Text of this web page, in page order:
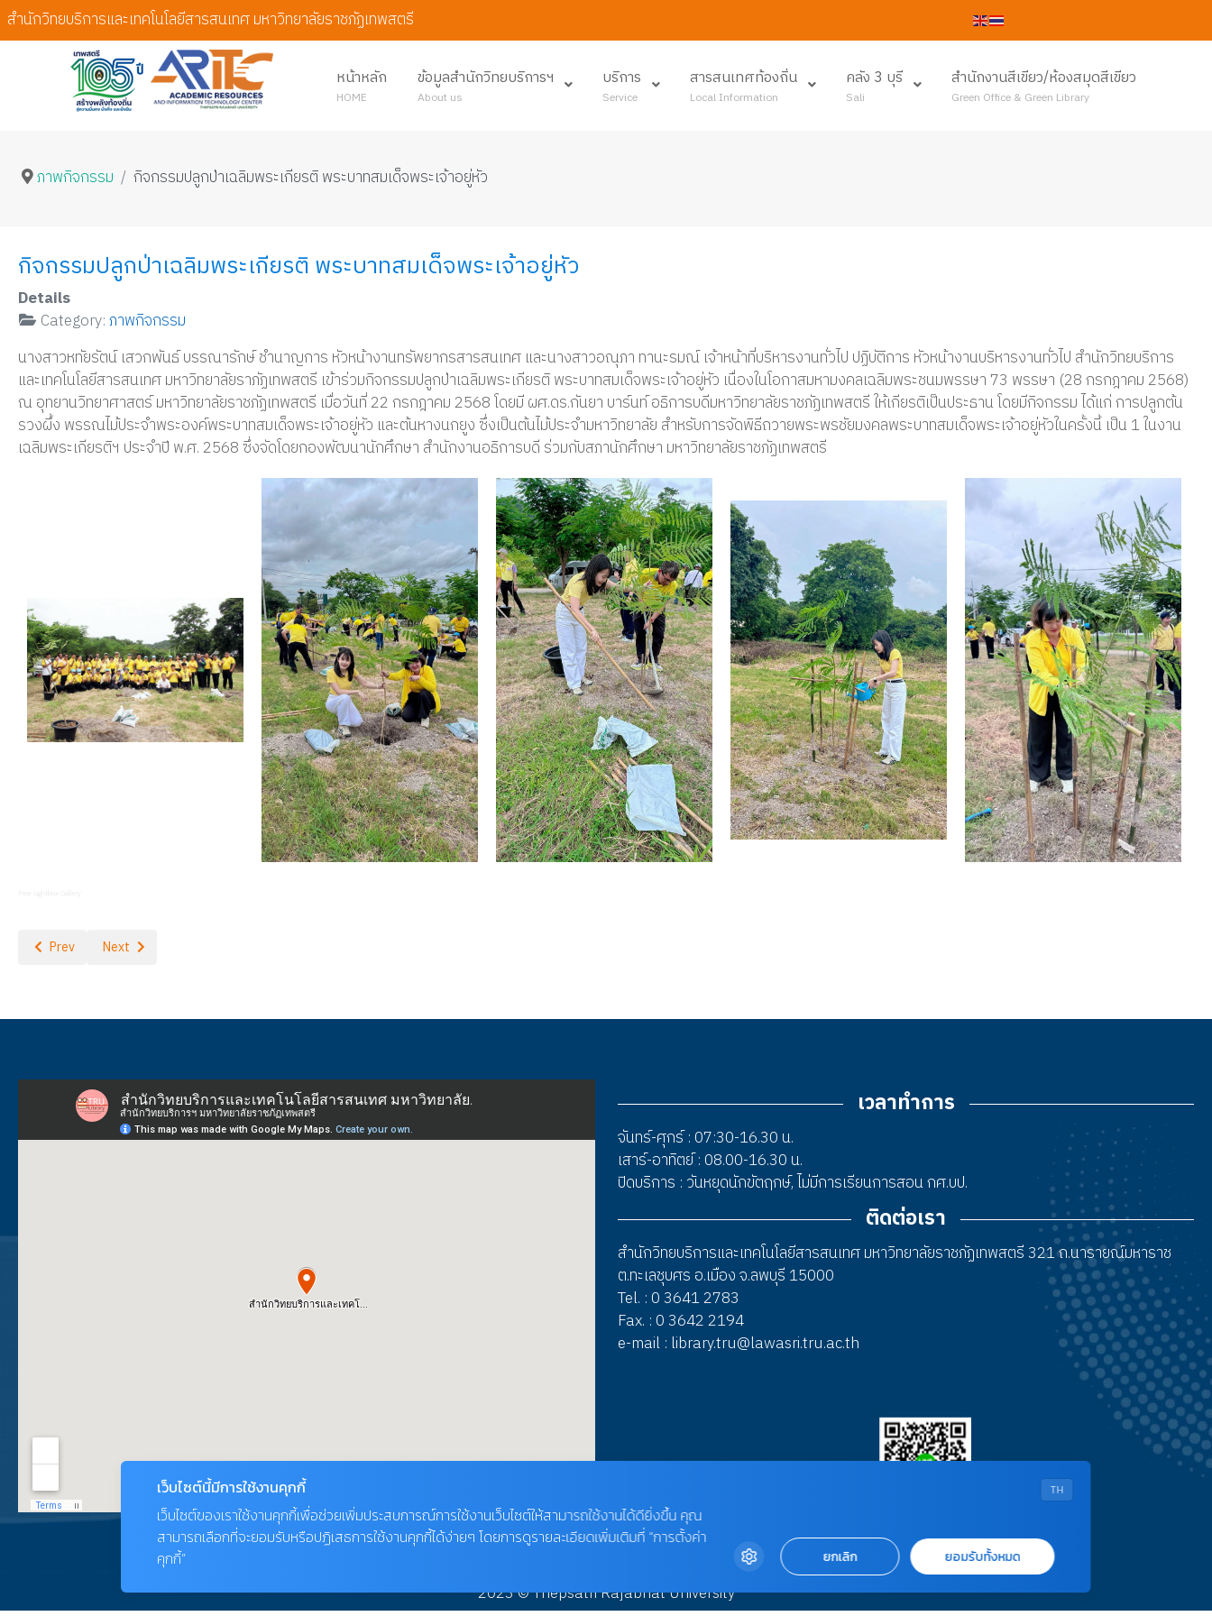
สำนักวิทยบริการและเทคโนโลยีสารสนเทศ มหาวิทยาลัยราชภัฏเทพสตรี
หน้าหลัก
HOME
ข้อมูลสำนักวิทยบริการฯ
About us
บริการ
Service
สารสนเทศท้องถิ่น
Local Information
คลัง 3 บุรี
Sali
สำนักงานสีเขียว/ห้องสมุดสีเขียว
Green Office & Green Library
ภาพกิจกรรม กิจกรรมปลูกป่าเฉลิมพระเกียรติ พระบาทสมเด็จพระเจ้าอยู่หัว
กิจกรรมปลูกป่าเฉลิมพระเกียรติ พระบาทสมเด็จพระเจ้าอยู่หัว
Details
Category:ภาพกิจกรรม
นางสาวหทัยรัตน์ เสวกพันธ์ บรรณารักษ์ ชำนาญการ หัวหน้างานทรัพยากรสารสนเทศ และนางสาวอณุภา ทานะรมณ์ เจ้าหน้าที่บริหารงานทั่วไป ปฏิบัติการ หัวหน้างานบริหารงานทั่วไป สำนักวิทยบริการ
และเทคโนโลยีสารสนเทศ มหาวิทยาลัยราภัฏเทพสตรี เข้าร่วมกิจกรรมปลูกป่าเฉลิมพระเกียรติ พระบาทสมเด็จพระเจ้าอยู่หัว เนื่องในโอกาสมหามงคลเฉลิมพระชนมพรรษา 73 พรรษา (28 กรกฎาคม 2568)
ณ อุทยานวิทยาศาสตร์ มหาวิทยาลัยราชภัฏเทพสตรี เมื่อวันที่ 22 กรกฎาคม 2568 โดยมี ผศ.ดร.กันยา บาร์นท์ อธิการบดีมหาวิทยาลัยราชภัฏเทพสตรี ให้เกียรติเป็นประธาน โดยมีกิจกรรม ได้แก่ การปลูกต้น
รวงผึ้ง พรรณไม้ประจำพระองค์พระบาทสมเด็จพระเจ้าอยู่หัว และต้นหางนกยูง ซึ่งเป็นต้นไม้ประจำมหาวิทยาลัย สำหรับการจัดพิธีถวายพระพรชัยมงคลพระบาทสมเด็จพระเจ้าอยู่หัวในครั้งนี้ เป็น 1 ในงาน
เฉลิมพระเกียรติฯ ประจำปี พ.ศ. 2568 ซึ่งจัดโดยกองพัฒนานักศึกษา สำนักงานอธิการบดี ร่วมกับสภานักศึกษา มหาวิทยาลัยราชภัฏเทพสตรี
Previous article: พิธีถวายพระพรชัยมงคลและถวายสัตย์ปฏิญาณ
Prev Next article: พิธีถวายพระพรชัยมงคล พระบาทสมเด็จพระเจ้าอยู่หัว
Next
เวลาทำการ
จันทร์-ศุกร์ : 07:30-16.30 น.
เสาร์-อาทิตย์ : 08.00-16.30 น.
ปิดบริการ : วันหยุดนักขัตฤกษ์, ไม่มีการเรียนการสอน กศ.บป.
ติดต่อเรา
สำนักวิทยบริการและเทคโนโลยีสารสนเทศ มหาวิทยาลัยราชภัฏเทพสตรี 321 ถ.นารายณ์มหาราช
ต.ทะเลชุบศร อ.เมือง จ.ลพบุรี 15000
Tel. : 0 3641 2783
Fax. : 0 3642 2194
e-mail : library.tru@lawasri.tru.ac.th
2023 © Thepsatri Rajabhat University
TH
เว็บไซต์นี้มีการใช้งานคุกกี้
เว็บไซต์ของเราใช้งานคุกกี้เพื่อช่วยเพิ่มประสบการณ์การใช้งานเว็บไซต์ให้สามารถใช้งานได้ดียิ่งขึ้น คุณ
สามารถเลือกที่จะยอมรับหรือปฏิเสธการใช้งานคุกกี้ได้ง่ายๆ โดยการดูรายละเอียดเพิ่มเติมที่ “การตั้งค่า
คุกกี้”
ยกเลิก ยอมรับทั้งหมด